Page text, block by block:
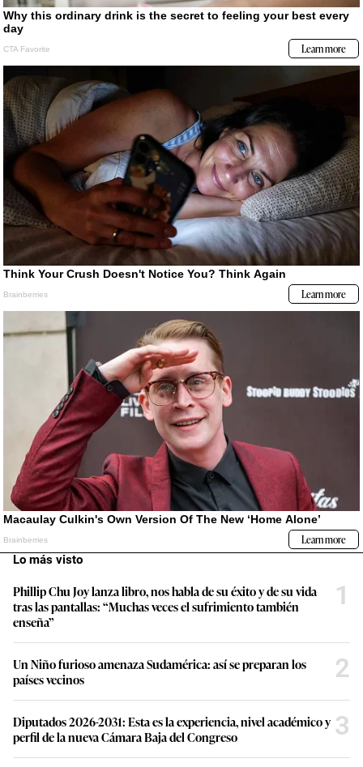
Lo más visto
Phillip Chu Joy lanza libro, nos habla de su éxito y de su vida
tras las pantallas: “Muchas veces el sufrimiento también
enseña”
1
Un Niño furioso amenaza Sudamérica: así se preparan los
países vecinos
2
Diputados 2026-2031: Esta es la experiencia, nivel académico y
perfil de la nueva Cámara Baja del Congreso
3